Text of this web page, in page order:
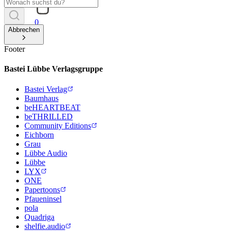
0
Abbrechen
Footer
Bastei Lübbe Verlagsgruppe
Bastei Verlag
Baumhaus
beHEARTBEAT
beTHRILLED
Community Editions
Eichborn
Grau
Lübbe Audio
Lübbe
LYX
ONE
Papertoons
Pfaueninsel
pola
Quadriga
shelfie.audio